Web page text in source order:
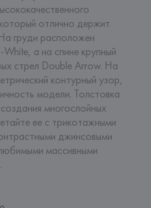
отлично держит
груди расположен
а на спине крупный
стрел Double Arrow. На
контурный узор,
модели. Толстовка
многослойных
ее с трикотажными
джинсовыми
массивными